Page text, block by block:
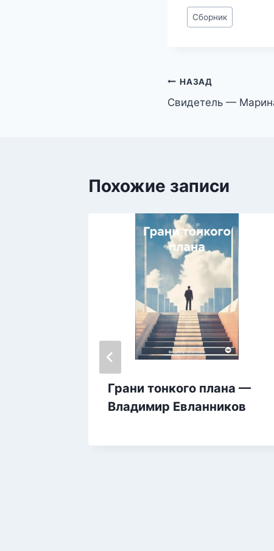
Метки
записи:
Сборник
Навигация
по
НАЗАД
Свидетель —
Похожие записи
Грани тонкого плана —
Владимир Евланников